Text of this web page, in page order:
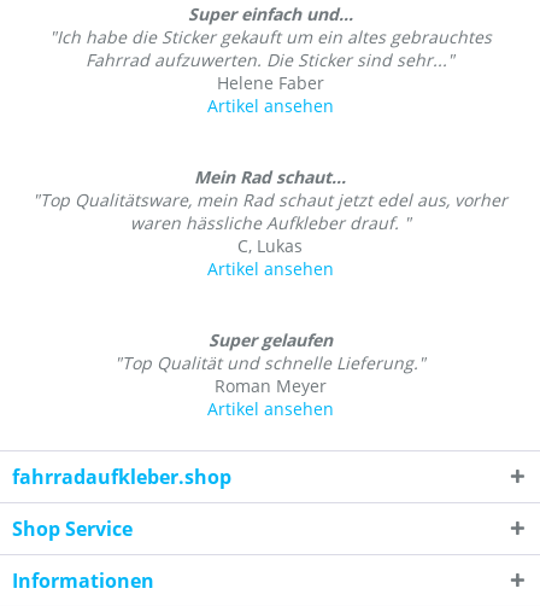
Super einfach und...
"Ich habe die Sticker gekauft um ein altes gebrauchtes
Fahrrad aufzuwerten. Die Sticker sind sehr..."
Helene Faber
Artikel ansehen
Mein Rad schaut...
"Top Qualitätsware, mein Rad schaut jetzt edel aus, vorher
waren hässliche Aufkleber drauf. "
C, Lukas
Artikel ansehen
Super gelaufen
"Top Qualität und schnelle Lieferung."
Roman Meyer
Artikel ansehen
fahrradaufkleber.shop
Shop Service
Informationen